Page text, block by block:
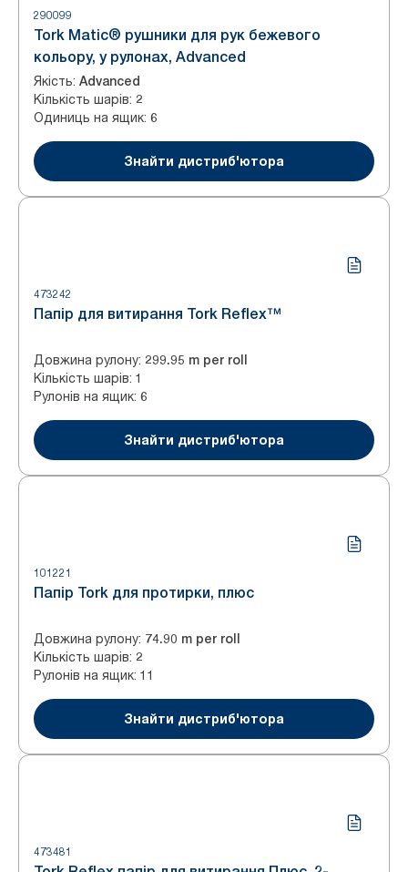
290099
Tork Matic® рушники для рук бежевого
кольору, у рулонах, Advanced
Якість: Advanced
Кількість шарів: 2
Одиниць на ящик: 6
Знайти дистриб'ютора
473242
Папір для витирання Tork Reflex™
Довжина рулону: 299.95 m per roll
Кількість шарів: 1
Рулонів на ящик: 6
Знайти дистриб'ютора
101221
Папір Tork для протирки, плюс
Довжина рулону: 74.90 m per roll
Кількість шарів: 2
Рулонів на ящик: 11
Знайти дистриб'ютора
473481